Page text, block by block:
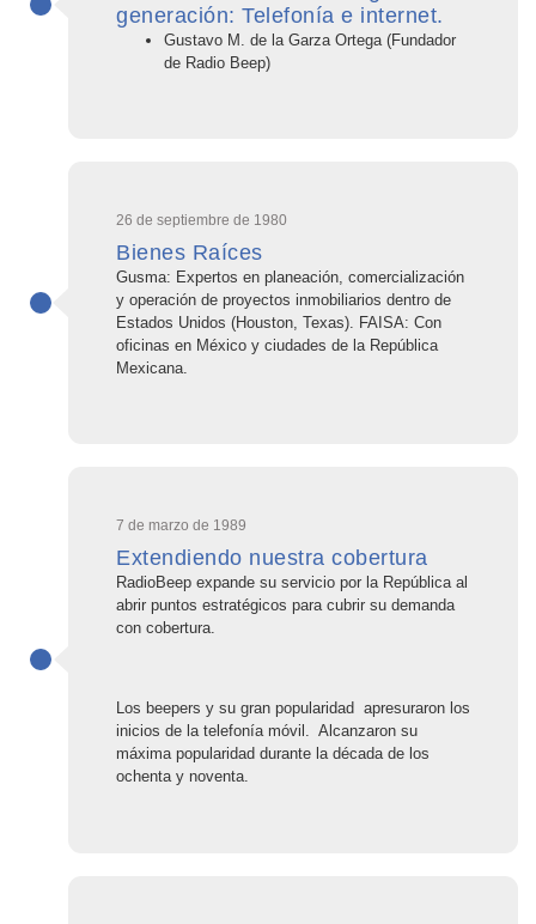
generación: Telefonía e internet.
Gustavo M. de la Garza Ortega (Fundador
de Radio Beep)
26 de septiembre de 1980
Bienes Raíces
Gusma: Expertos en planeación, comercialización
y operación de proyectos inmobiliarios dentro de
Estados Unidos (Houston, Texas). FAISA: Con
oficinas en México y ciudades de la República
Mexicana.
7 de marzo de 1989
Extendiendo nuestra cobertura
RadioBeep expande su servicio por la República al
abrir puntos estratégicos para cubrir su demanda
con cobertura.
Los beepers y su gran popularidad apresuraron los
inicios de la telefonía móvil. Alcanzaron su
máxima popularidad durante la década de los
ochenta y noventa.